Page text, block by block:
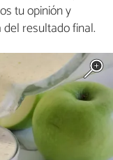
tu opinión y
resultado final.